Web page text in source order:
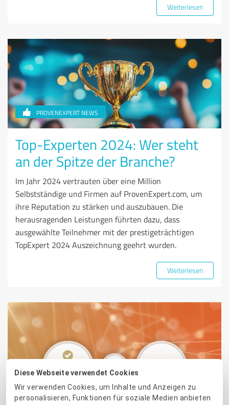
Diese Webseite verwendet Cookies
Wir verwenden Cookies, um Inhalte und Anzeigen zu
personalisieren, Funktionen für soziale Medien anbieten
Weiterlesen
PROVENEXPERT NEWS
Top-Experten 2024: Wer steht
an der Spitze der Branche?
Im Jahr 2024 vertrauten über eine Million
Selbstständige und Firmen auf ProvenExpert.com, um
ihre Reputation zu stärken und auszubauen. Die
herausragenden Leistungen führten dazu, dass
ausgewählte Teilnehmer mit der prestigeträchtigen
TopExpert 2024 Auszeichnung geehrt wurden.
Weiterlesen
PROVENEXPERT NEWS